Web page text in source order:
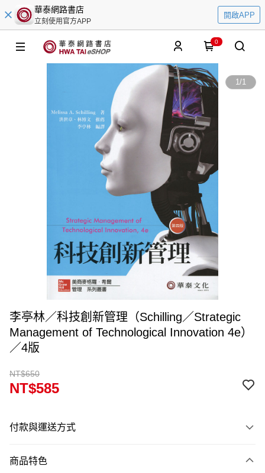
華泰網路書店
立刻使用官方APP
開啟APP
0
1/1
李亭林／科技創新管理（Schilling／Strategic
Management of Technological Innovation 4e）
／4版
NT$650
NT$585
付款與運送方式
信用卡一次付款
商品特色